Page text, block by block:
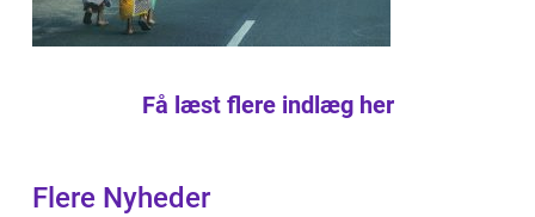
Få læst flere indlæg her
Flere Nyheder